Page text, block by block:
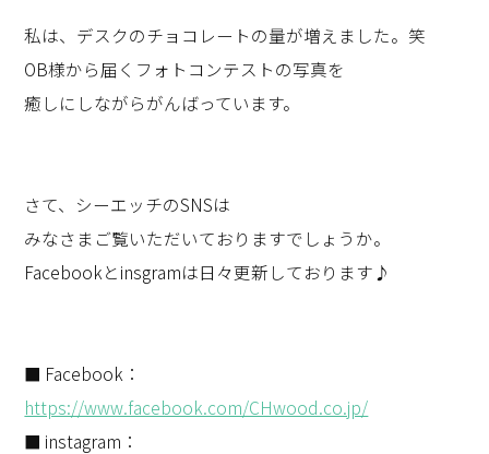
私は、デスクのチョコレートの量が増えました。笑
OB様から届くフォトコンテストの写真を
癒しにしながらがんばっています。
さて、シーエッチのSNSは
みなさまご覧いただいておりますでしょうか。
Facebookとinsgramは日々更新しております♪
■ Facebook：
https://www.facebook.com/CHwood.co.jp/
■ instagram：